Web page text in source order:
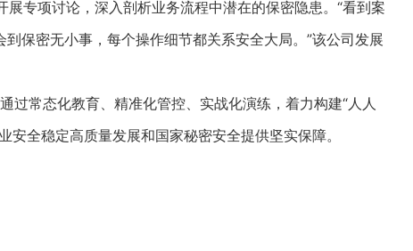
专项讨论，深入剖析业务流程中潜在的保密隐患。“看到案
保密无小事，每个操作细节都关系安全大局。”该公司发展
常态化教育、精准化管控、实战化演练，着力构建“人人
全稳定高质量发展和国家秘密安全提供坚实保障。